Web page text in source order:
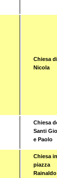
Chiesa
Nicola
Chiesa
Santi
e Paolo
Chiesa in
piazza
Rainaldo